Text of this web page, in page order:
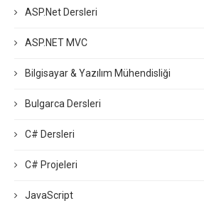
ASP.Net Dersleri
ASP.NET MVC
Bilgisayar & Yazılım Mühendisliği
Bulgarca Dersleri
C# Dersleri
C# Projeleri
JavaScript